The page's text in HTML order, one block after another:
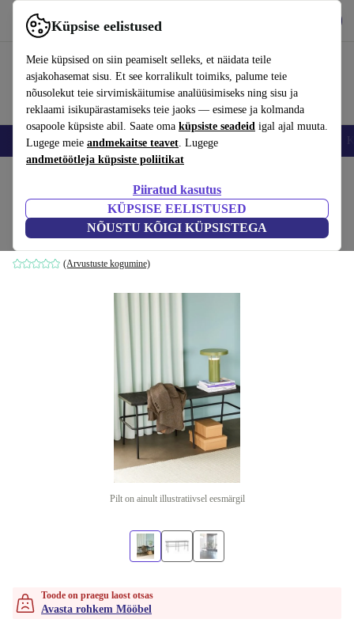
Küpsise eelistused
Meie küpsised on siin peamiselt selleks, et näidata teile
asjakohasemat sisu. Et see korralikult toimiks, palume teie
nõusolekut teie sirvimiskäitumise analüüsimiseks ning sisu ja
reklaami isikupärastamiseks teie jaoks — esimese ja kolmanda
osapoole küpsiste abil. Saate oma küpsiste seadeid igal ajal muuta.
Lugege meie andmekaitse teavet. Lugege
andmetöötleja küpsiste poliitikat
Piiratud kasutus
KÜPSISE EELISTUSED
NÕUSTU KÕIGI KÜPSISTEGA
Kasuta rakendust refurbed kiirelt ja lihtsalt
Nutitelefoni Sülearvutid Tahvelarvutid Nutikellad
Ash pink must
must
(Arvustuste kogumine)
Pilt on ainult illustratiivsel eesmärgil
Toode on praegu laost otsas
Avasta rohkem Mööbel